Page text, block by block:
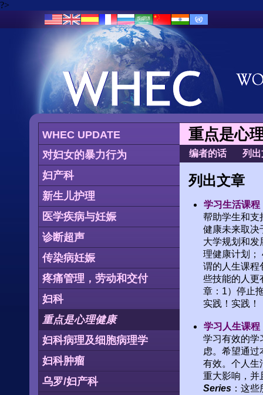
?>
WHEC UPDATE
对妇女的暴力行为
妇产科
新生儿护理
医学疾病与妊娠
诊断超声
传染病妊娠
疼痛管理，劳动和交付
妇科
重点是心理健康
妇科病理及细胞病理学
妇科肿瘤
乌罗/妇产科
重点是心
编者的话 列
列出文章
学习生活课程
帮助学生和支
健康未来取决
大学规划和发
理健康计划；
谓的人生课程
些技能的人更
章：1）停止
实践！实践！
学习人生课程
学习有效的学
虑。希望通
有效。个人生
重大影响，并
Series ：这